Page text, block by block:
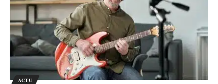
ACTU